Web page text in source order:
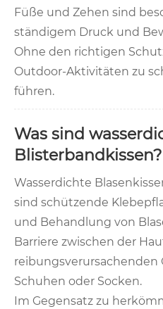
Füße und Zehen sind
ständigem Druck und
Ohne den richtigen
Outdoor-Aktivitäten zu
führen.
Was sind
Blisterbandkissen?
Wasserdichte
sind schützende
und Behandlung von
Barriere zwischen der
reibungsverursachenden
Schuhen oder Socken.
Im Gegensatz zu